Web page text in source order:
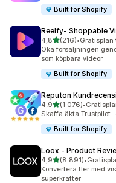
Built for Shopify
Reelfy‑ Shoppable
4,8av 5 stjärnor
(216)
216 recensioner totalt
•
Öka försäljningen
som köpbara videor
Built for Shopify
Reputon
4,9av 5 stjärnor
(1 076)
1076 recensioner totalt
•
Skaffa äkta Trustpilot-
Built for Shopify
Loox ‑ Product
4,9av 5 stjärnor
(8 891)
8891 recensioner
•
Konvertera fler med
superkrafter